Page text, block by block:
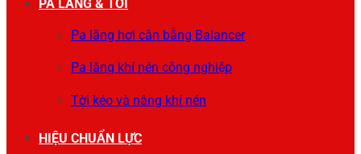
PA LĂNG & TỜI
Pa lăng hơi cân bằng Balancer
Pa lăng khí nén công nghiệp
Tời kéo và nâng khí nén
HIỆU CHUẨN LỰC